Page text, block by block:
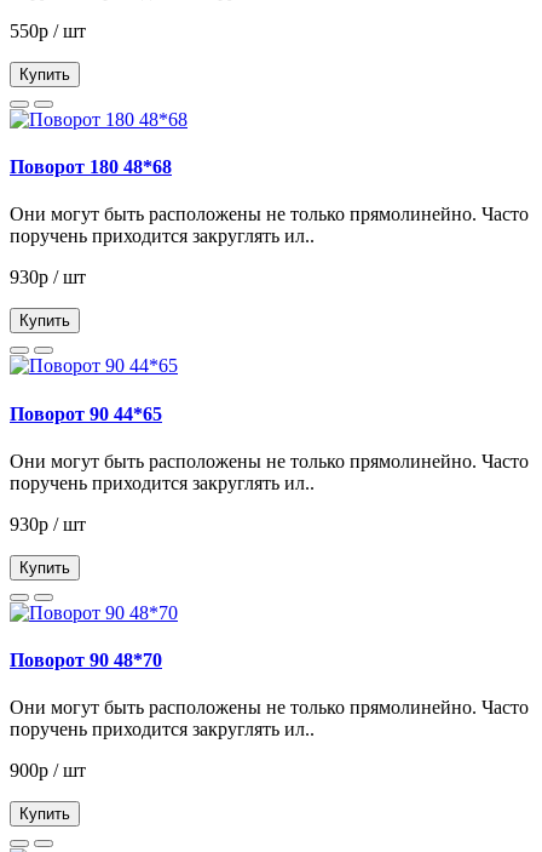
550р / шт
Купить
Поворот 180 48*68
Они могут быть расположены не только прямолинейно. Часто
поручень приходится закруглять ил..
930р / шт
Купить
Поворот 90 44*65
Они могут быть расположены не только прямолинейно. Часто
поручень приходится закруглять ил..
930р / шт
Купить
Поворот 90 48*70
Они могут быть расположены не только прямолинейно. Часто
поручень приходится закруглять ил..
900р / шт
Купить